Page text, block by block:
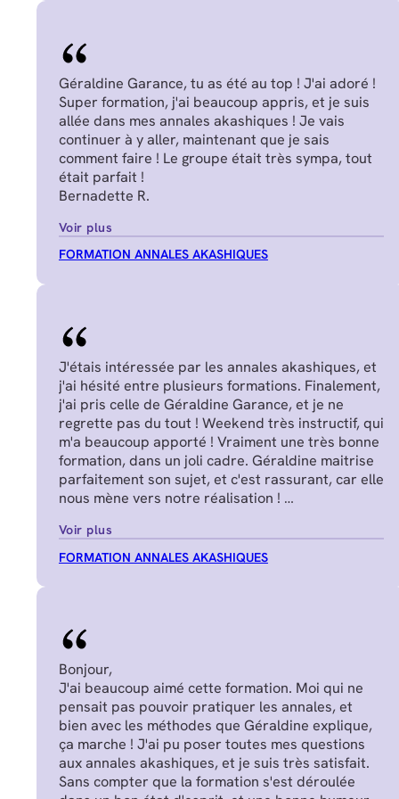
Géraldine Garance, tu as été au top ! J'ai adoré !
Super formation, j'ai beaucoup appris, et je suis
allée dans mes annales akashiques ! Je vais
continuer à y aller, maintenant que je sais
comment faire ! Le groupe était très sympa, tout
était parfait !
Bernadette R.
Voir plus
FORMATION ANNALES AKASHIQUES
J'étais intéressée par les annales akashiques, et
j'ai hésité entre plusieurs formations. Finalement,
j'ai pris celle de Géraldine Garance, et je ne
regrette pas du tout ! Weekend très instructif, qui
m'a beaucoup apporté ! Vraiment une très bonne
formation, dans un joli cadre. Géraldine maitrise
parfaitement son sujet, et c'est rassurant, car elle
nous mène vers notre réalisation !
Voir plus
FORMATION ANNALES AKASHIQUES
Bonjour,
J'ai beaucoup aimé cette formation. Moi qui ne
pensait pas pouvoir pratiquer les annales, et
bien avec les méthodes que Géraldine explique,
ça marche ! J'ai pu poser toutes mes questions
aux annales akashiques, et je suis très satisfait.
Sans compter que la formation s'est déroulée